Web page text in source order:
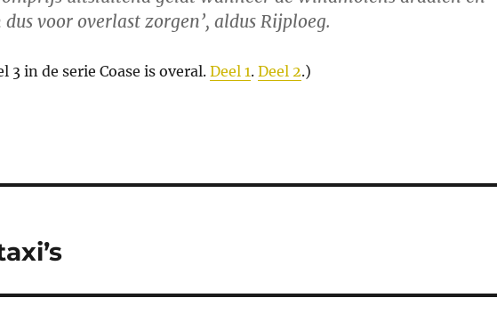
dus voor overlast zorgen’, aldus Rijploeg.
3 in de serie Coase is overal. Deel 1. Deel 2.)